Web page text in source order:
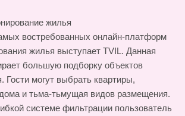
жилья
востребованных онлайн-платформ
жилья выступает TVIL. Данная
большую подборку объектов
Гости могут выбрать квартиры,
и тьма-тьмущая видов размещения.
системе фильтрации пользователь